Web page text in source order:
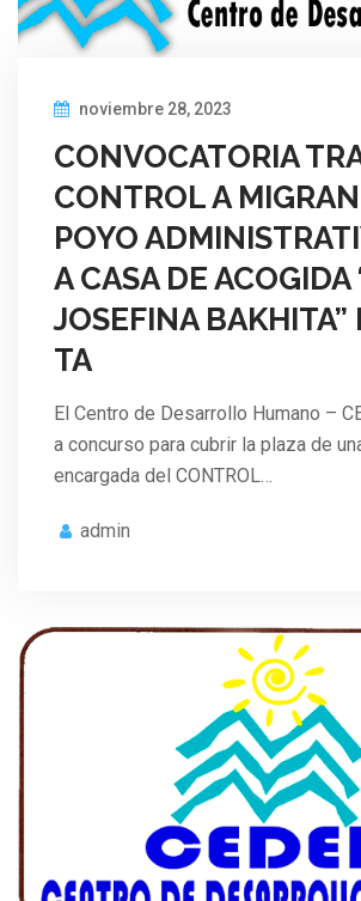
noviembre 28, 2023
CONVOCATORIA
CONTROL A
POYO
A CASA DE ACOGIDA
JOSEFINA BAKHITA”
TA
El Centro de Desarrollo Humano –
a concurso para cubrir la plaza de
encargada del CONTROL…
admin